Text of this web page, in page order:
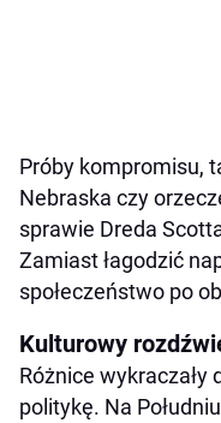
Próby kompromisu,
Nebraska czy
sprawie Dreda
Zamiast łagodzić
społeczeństwo po
Kulturowy
Różnice wykraczały
politykę. Na